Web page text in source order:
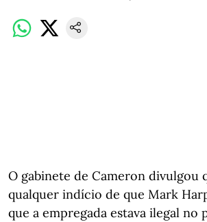
O gabinete de Cameron divulgou
qualquer indício de que Mark
que a empregada estava ilegal no